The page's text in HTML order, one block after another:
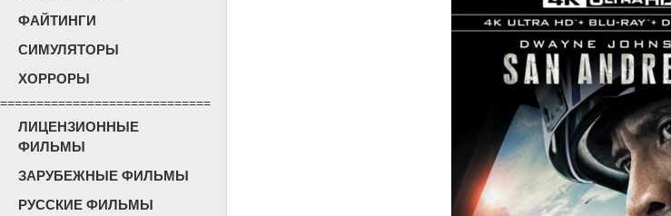
ФАЙТИНГИ
СИМУЛЯТОРЫ
ХОРРОРЫ
=============================
ЛИЦЕНЗИОННЫЕ
ФИЛЬМЫ
ЗАРУБЕЖНЫЕ ФИЛЬМЫ
РУССКИЕ ФИЛЬМЫ